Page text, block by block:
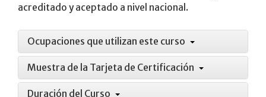
acreditado y aceptado a nivel nacional.
Ocupaciones que utilizan este curso
Muestra de la Tarjeta de Certificación
Duración del Curso